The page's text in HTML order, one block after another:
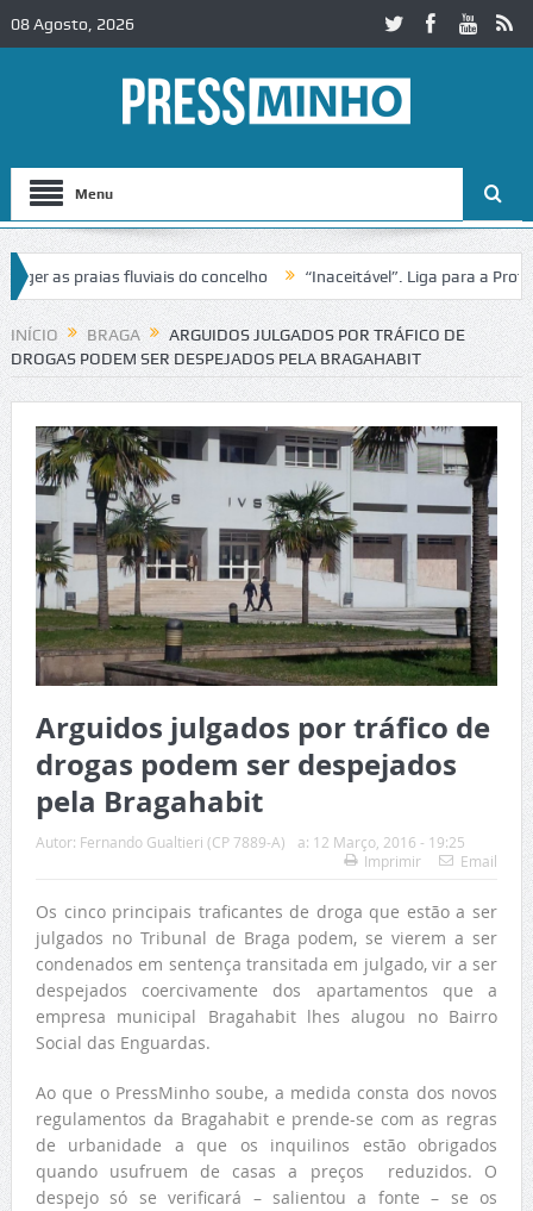
08 Agosto, 2026
Menu
as praias fluviais do concelho “Inaceitável”. Liga para a
de trânsito no IC2 em Alcobaça Igreja do Castelo de
INÍCIO BRAGA
ARGUIDOS JULGADOS POR TRÁFICO DE
DROGAS PODEM SER DESPEJADOS PELA BRAGAHABIT
Arguidos julgados por tráfico de
drogas podem ser despejados
pela Bragahabit
Autor: Fernando Gualtieri (CP 7889-A) a: 12 Março, 2016 - 19:25
Imprimir
Email
Os cinco principais traficantes de droga que estão a ser
julgados no Tribunal de Braga podem, se vierem a ser
condenados em sentença transitada em julgado, vir a ser
despejados coercivamente dos apartamentos que a
empresa municipal Bragahabit lhes alugou no Bairro
Social das Enguardas.
Ao que o PressMinho soube, a medida consta dos novos
regulamentos da Bragahabit e prende-se com as regras
de urbanidade a que os inquilinos estão obrigados
quando usufruem de casas a preços reduzidos. O
despejo só se verificará – salientou a fonte – se os